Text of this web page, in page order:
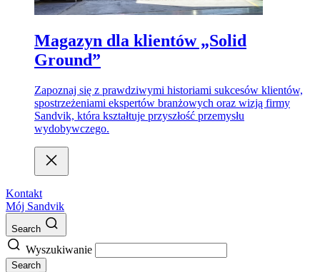
Magazyn dla klientów „Solid
Ground”
Zapoznaj się z prawdziwymi historiami sukcesów klientów,
spostrzeżeniami ekspertów branżowych oraz wizją firmy
Sandvik, która kształtuje przyszłość przemysłu
wydobywczego.
Kontakt
Mój Sandvik
Search
Wyszukiwanie
Search